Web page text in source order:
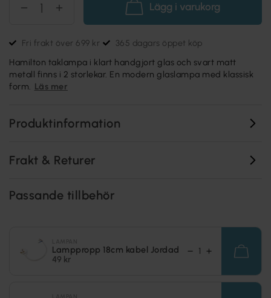
Lägg i varukorg
Fri frakt över 699 kr 365 dagars öppet köp
Hamilton taklampa i klart handgjort glas och svart matt
metall finns i 2 storlekar. En modern glaslampa med klassisk
form. Läs mer
Produktinformation
Frakt & Returer
Passande tillbehör
Lamppropp 18cm kabel Jordad
49 kr